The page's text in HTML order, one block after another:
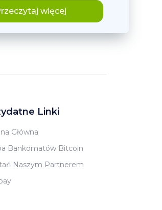
więcej
Linki
Główna
Bankomatów Bitcoin
Naszym Partnerem